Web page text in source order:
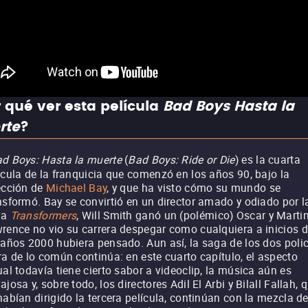
qué ver esta película Bad Boys Hasta la
?
Boys: Hasta la muerte(Bad Boys: Ride or Die) es la cuarta
de la franquicia que comenzó en los años 90, bajo la
de Michael Bay, y que ha visto cómo su mundo se
Bay se convirtió en un director amado y odiado por
Transformers, Will Smith ganó un (polémico) Oscar y Martin
no vio su carrera despegar como cualquiera a inicios
2000 hubiera pensado. Aun así, la saga de los dos
de lo común continúa: en este cuarto capítulo, el aspecto
todavía tiene cierto sabor a videoclip, la música aún es
y, sobre todo, los directores Adil El Arbi y Bilall Fallah,
dirigido la tercera película, continúan con la mezcla de